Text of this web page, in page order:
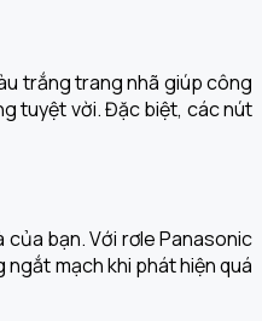
trắng trang nhã giúp công
tuyệt vời. Đặc biệt, các nút
bạn. Với rơle Panasonic
mạch khi phát hiện quá